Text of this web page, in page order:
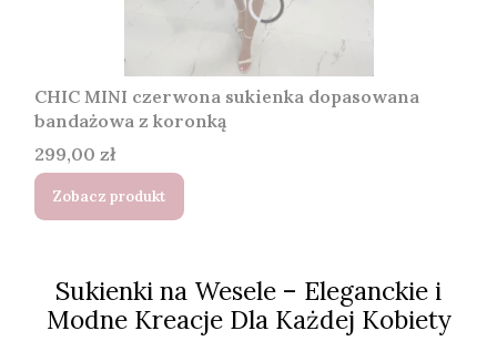
CHIC MINI czerwona sukienka dopasowana
bandażowa z koronką
Cena
299,00 zł
Zobacz produkt
Sukienki na Wesele – Eleganckie i
Modne Kreacje Dla Każdej Kobiety